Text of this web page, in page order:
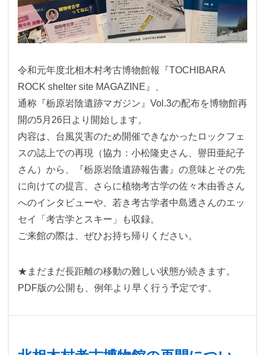
令和元年度北相木村考古博物館報『TOCHIBARA
ROCK shelter site MAGAZINE』、
通称『栃原岩陰遺跡マガジン』Vol.3の配布を博物館再
開の5月26日より開始します。
内容は、台風災害のため開催できなかったロックフェ
スの誌上での再現（協力：小松隆史さん、譽田亜紀子
さん）から、『栃原岩陰遺跡報告書』の意味とその先
に向けての提言、さらに植物考古学の佐々木由香さん
へのインタビューや、若き考古学者中島透さんのエッ
セイ「考古学とスキー」も収録。
ご来館の際は、ぜひお持ち帰りください。
★まだまだ長距離の移動の難しい状態が続きます。
PDF版の公開も、例年より早く行う予定です。